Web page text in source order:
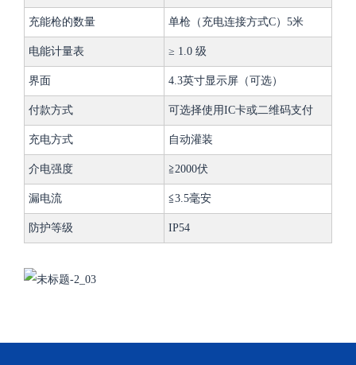
充能枪的数量 单枪（充电连接方式C）5米
电能计量表 ≥ 1.0 级
界面 4.3英寸显示屏（可选）
付款方式 可选择使用IC卡或二维码支付
充电方式 自动灌装
介电强度 ≧2000伏
漏电流 ≦3.5毫安
防护等级 IP54